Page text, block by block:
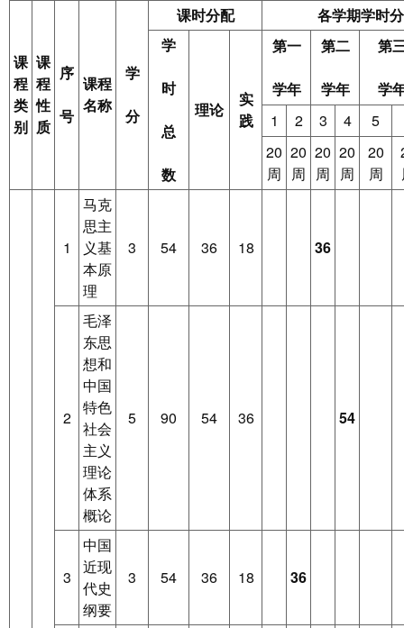
课
程
类
别
课
程
性
质
序
号
课程
名称
学
分
课时分配
各学期学时
学
时
总
数
理论
实
践
第一
学年
第二
学年
第
学
1
2 3 4
5
20
周
20
周
20
周
20
周
20
周
1
马克
思主
义基
本原
理
3 54 36 18 36
2
毛泽
东思
想和
中国
特色
社会
主义
理论
体系
概论
5 90 54 36 54
3
中国
近现
代史
纲要
3 54 36 18 36